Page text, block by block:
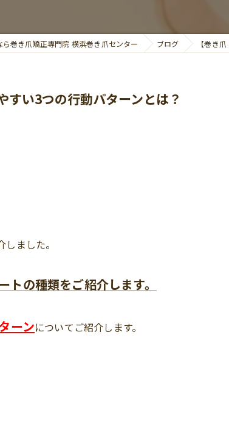
巻き爪矯正専門院 横浜巻き爪センター ブログ 【巻き
い3つの行動パターンとは？
ました。
の種類をご紹介します。
ーンについてご紹介します。